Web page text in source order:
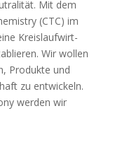
Mit dem
(CTC) im
Kreis­lauf­wirt­
Wir wollen
Produkte und
zu entwi­ckeln.
werden wir